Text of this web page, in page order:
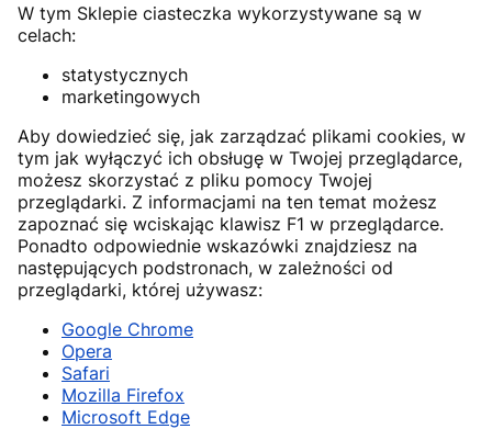
W tym Sklepie ciasteczka wykorzystywane są w
celach:
statystycznych
marketingowych
Aby dowiedzieć się, jak zarządzać plikami cookies, w
tym jak wyłączyć ich obsługę w Twojej przeglądarce,
możesz skorzystać z pliku pomocy Twojej
przeglądarki. Z informacjami na ten temat możesz
zapoznać się wciskając klawisz F1 w przeglądarce.
Ponadto odpowiednie wskazówki znajdziesz na
następujących podstronach, w zależności od
przeglądarki, której używasz:
Google Chrome
Opera
Safari
Mozilla Firefox
Microsoft Edge